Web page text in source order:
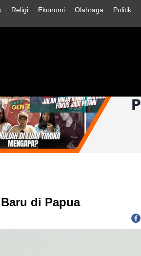
Religi Ekonomi Olahraga Politik
di Papua